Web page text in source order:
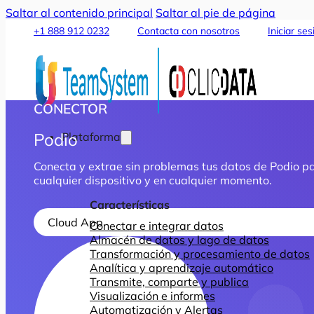
Saltar al contenido principal Saltar al pie de página
+1 888 912 0232 Contacta con nosotros Iniciar
Plataforma
Características
Conectar e integrar datos
Almacén de datos y lago de datos
Transformación y procesamiento de datos
Analítica y aprendizaje automático
Transmite, comparte y publica
Visualización e informes
Automatización y Alertas
CONECTOR
Podio
Conecta y extrae sin problemas tus datos de Podio
cualquier dispositivo y en cualquier momento.
Cloud App